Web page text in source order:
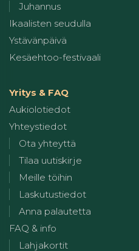
Juhannus
Ikaalisten seudulla
Ystävänpäivä
Kesäehtoo-festivaali
Yritys & FAQ
Aukiolotiedot
Yhteystiedot
Ota yhteyttä
Tilaa uutiskirje
Meille töihin
Laskutustiedot
Anna palautetta
FAQ & info
Lahjakortit